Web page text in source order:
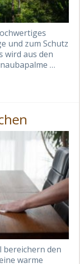
und zum Schutz
wird aus den
…
bereichern den
warme